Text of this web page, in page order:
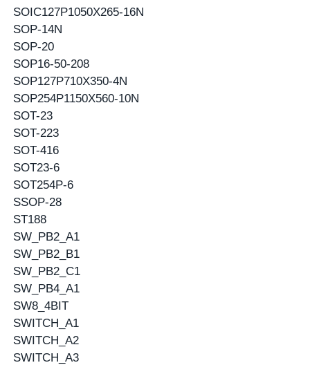
SOIC127P1050X265-16N
SOP-14N
SOP-20
SOP16-50-208
SOP127P710X350-4N
SOP254P1150X560-10N
SOT-23
SOT-223
SOT-416
SOT23-6
SOT254P-6
SSOP-28
ST188
SW_PB2_A1
SW_PB2_B1
SW_PB2_C1
SW_PB4_A1
SW8_4BIT
SWITCH_A1
SWITCH_A2
SWITCH_A3